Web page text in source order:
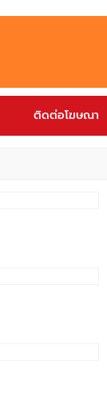
ติดต่อโฆษณา